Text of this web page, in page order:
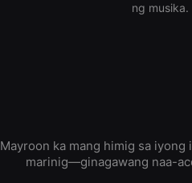
ng musika.
Mayroon ka mang himig sa
marinig—ginagawang naa-